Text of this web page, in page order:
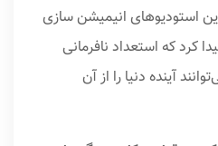
استودیوهای انیمیشن سازی
کرد که استعداد نافرمانی
آینده دنیا را از آن